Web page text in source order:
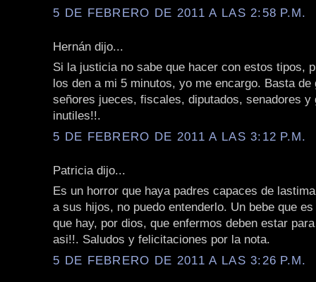
5 DE FEBRERO DE 2011 A LAS 2:58 P.M.
Hernán dijo...
Si la justicia no sabe que hacer con estos tipos,
los den a mi 5 minutos, yo me encargo. Basta de
señores jueces, fiscales, diputados, senadores y
inutiles!!.
5 DE FEBRERO DE 2011 A LAS 3:12 P.M.
Patricia dijo...
Es un horror que haya padres capaces de
a sus hijos, no puedo entenderlo. Un bebe que
que hay, por dios, que enfermos deben estar
asi!!. Saludos y felicitaciones por la nota.
5 DE FEBRERO DE 2011 A LAS 3:26 P.M.